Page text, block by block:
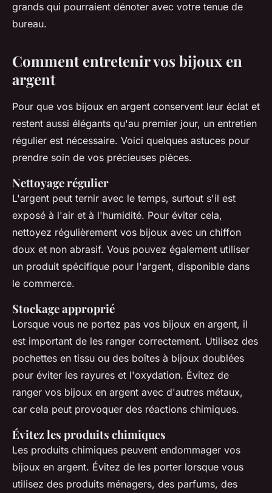
grands qui pourraient dénoter avec votre tenue de
bureau.
Comment entretenir vos bijoux en
argent
Pour que vos bijoux en argent conservent leur éclat et
restent aussi élégants qu'au premier jour, un entretien
régulier est nécessaire. Voici quelques astuces pour
prendre soin de vos précieuses pièces.
Nettoyage régulier
L'argent peut ternir avec le temps, surtout s'il est
exposé à l'air et à l'humidité. Pour éviter cela,
nettoyez régulièrement vos bijoux avec un chiffon
doux et non abrasif. Vous pouvez également utiliser
un produit spécifique pour l'argent, disponible dans
le commerce.
Stockage approprié
Lorsque vous ne portez pas vos bijoux en argent, il
est important de les ranger correctement. Utilisez des
pochettes en tissu ou des boîtes à bijoux doublées
pour éviter les rayures et l'oxydation. Évitez de
ranger vos bijoux en argent avec d'autres métaux,
car cela peut provoquer des réactions chimiques.
Évitez les produits chimiques
Les produits chimiques peuvent endommager vos
bijoux en argent. Évitez de les porter lorsque vous
utilisez des produits ménagers, des parfums, des